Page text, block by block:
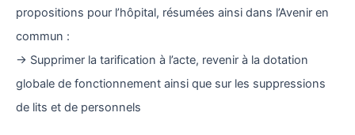
propositions pour l’hôpital, résumées ainsi dans l’Avenir en
commun :
→ Supprimer la tarification à l’acte, revenir à la dotation
globale de fonctionnement ainsi que sur les suppressions
de lits et de personnels